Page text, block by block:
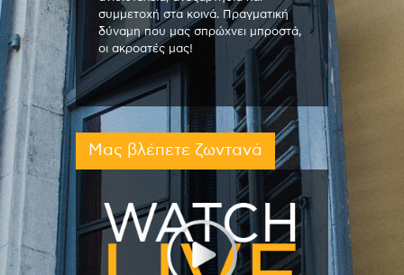
συμμετοχή στα κοινά. Πραγματική
δύναμη που μας σπρώχνει μπροστά,
οι ακροατές μας!
Μας βλέπετε ζωντανά